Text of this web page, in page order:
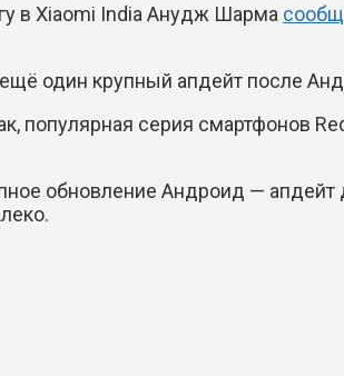
в Xiaomi India Анудж Шарма
один крупный апдейт после
популярная серия смартфонов
обновление Андроид —